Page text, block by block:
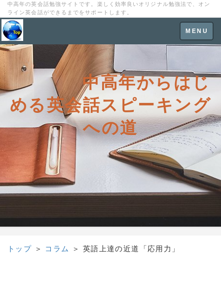
中高年の英会話勉強サイトです。楽しく効率良いオリジナル勉強法で、オン
ライン英会話ができるまでをサポートします。
Toggle
navigation
MENU
中高年からはじ
める英会話スピーキング
への道
トップ ＞ コラム ＞ 英語上達の近道「応用力」